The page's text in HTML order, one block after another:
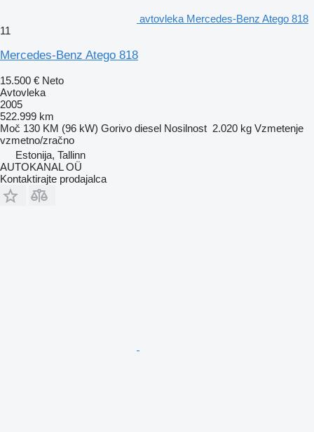
avtovleka Mercedes-Benz Atego 818
11
Mercedes-Benz Atego 818
15.500 € Neto
Avtovleka
2005
522.999 km
Moč 130 KM (96 kW) Gorivo diesel Nosilnost 2.020 kg Vzmetenje
vzmetno/zračno
Estonija, Tallinn
AUTOKANAL OÜ
Kontaktirajte prodajalca